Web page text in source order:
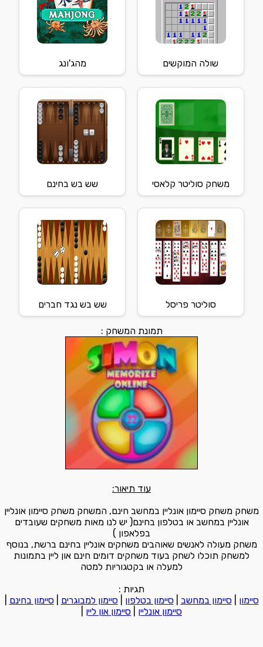
שולה המוקשים מהג'ונג
משחק סוליטר קלאסי שש בש בחינם
סוליטר פריסל שש בש נגד חברים
תמונת המשחק :
עוד תיאור:
משחק משחק סיימון אונליין במחשב חינם, המשחק משחק סיימון אונליין
אונליין במחשב או בטלפון בחינם( יש לנו מאות משחקים שעובדים
בפלאפון )
משחק מעולה לאנשים שאוהבים משחקים אונליין בחינם ברשת, בנוסף
למשחק תוכלו לשחק בעוד משחקים דומים חינם און ליין בתמונות
למעלה או בקטגוריות למטה
תגיות :
סיימון |סיימון במחשב |סיימון בטלפון |סיימון למבוגרים |סיימון בחינם
סיימון אונליין
סיימון און ליין